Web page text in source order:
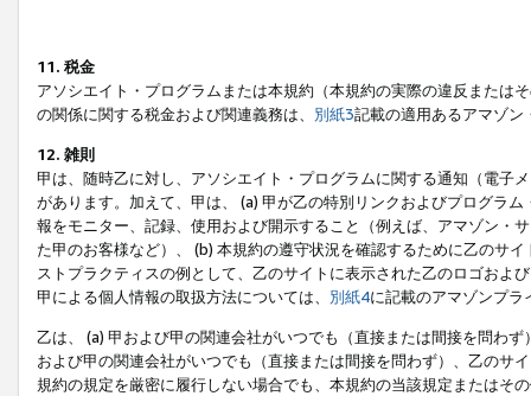
11. 税金
アソシエイト・プログラムまたは本規約（本規約の実際の違反または
の関係に関する税金および関連義務は、 別紙3記載の適用あるアマゾン
12. 雑則
甲は、随時乙に対し、アソシエイト・プログラムに関する通知（電子
があります。加えて、甲は、 (a) 甲が乙の特別リンクおよびプログラ
報をモニター、記録、使用および開示すること（例えば、アマゾン・
た甲のお客様など）、 (b) 本規約の遵守状況を確認するために乙のサ
ストプラクティスの例として、乙のサイトに表示された乙のロゴおよ
甲による個人情報の取扱方法については、 別紙4に記載のアマゾンプ
乙は、 (a) 甲および甲の関連会社がいつでも（直接または間接を問わ
および甲の関連会社がいつでも（直接または間接を問わず）、乙のサ
規約の規定を厳密に履行しない場合でも、本規約の当該規定またはそ